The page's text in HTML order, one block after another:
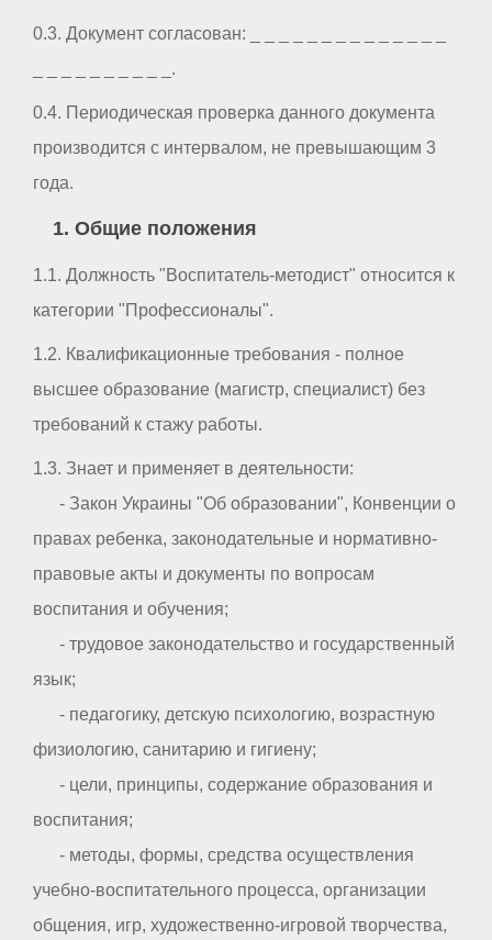
0.3. Документ согласован: _ _ _ _ _ _ _ _ _ _ _ _ _ _
_ _ _ _ _ _ _ _ _ _.
0.4. Периодическая проверка данного документа
производится с интервалом, не превышающим 3
года.
1. Общие положения
1.1. Должность "Воспитатель-методист" относится к
категории "Профессионалы".
1.2. Квалификационные требования - полное
высшее образование (магистр, специалист) без
требований к стажу работы.
1.3. Знает и применяет в деятельности:
- Закон Украины "Об образовании", Конвенции о
правах ребенка, законодательные и нормативно-
правовые акты и документы по вопросам
воспитания и обучения;
- трудовое законодательство и государственный
язык;
- педагогику, детскую психологию, возрастную
физиологию, санитарию и гигиену;
- цели, принципы, содержание образования и
воспитания;
- методы, формы, средства осуществления
учебно-воспитательного процесса, организации
общения, игр, художественно-игровой творчества,